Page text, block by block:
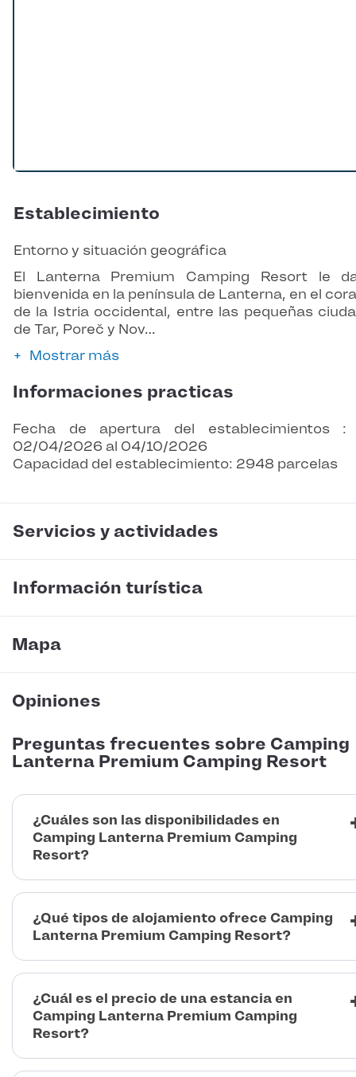
Establecimiento
Entorno y situación geográfica
El Lanterna Premium Camping Resort le
bienvenida en la península de Lanterna, en el
de la Istria occidental, entre las pequeñas
de Tar, Poreč y Nov…
Mostrar más
Informaciones practicas
Fecha de apertura del establecimientos :
02/04/2026 al 04/10/2026
Capacidad del establecimiento: 2948 parcelas
Servicios y actividades
Información turística
Mapa
Opiniones
Preguntas frecuentes sobre Camping
Lanterna Premium Camping Resort
¿Cuáles son las disponibilidades en
Camping Lanterna Premium Camping
Resort?
¿Qué tipos de alojamiento ofrece Camping
Lanterna Premium Camping Resort?
¿Cuál es el precio de una estancia en
Camping Lanterna Premium Camping
Resort?